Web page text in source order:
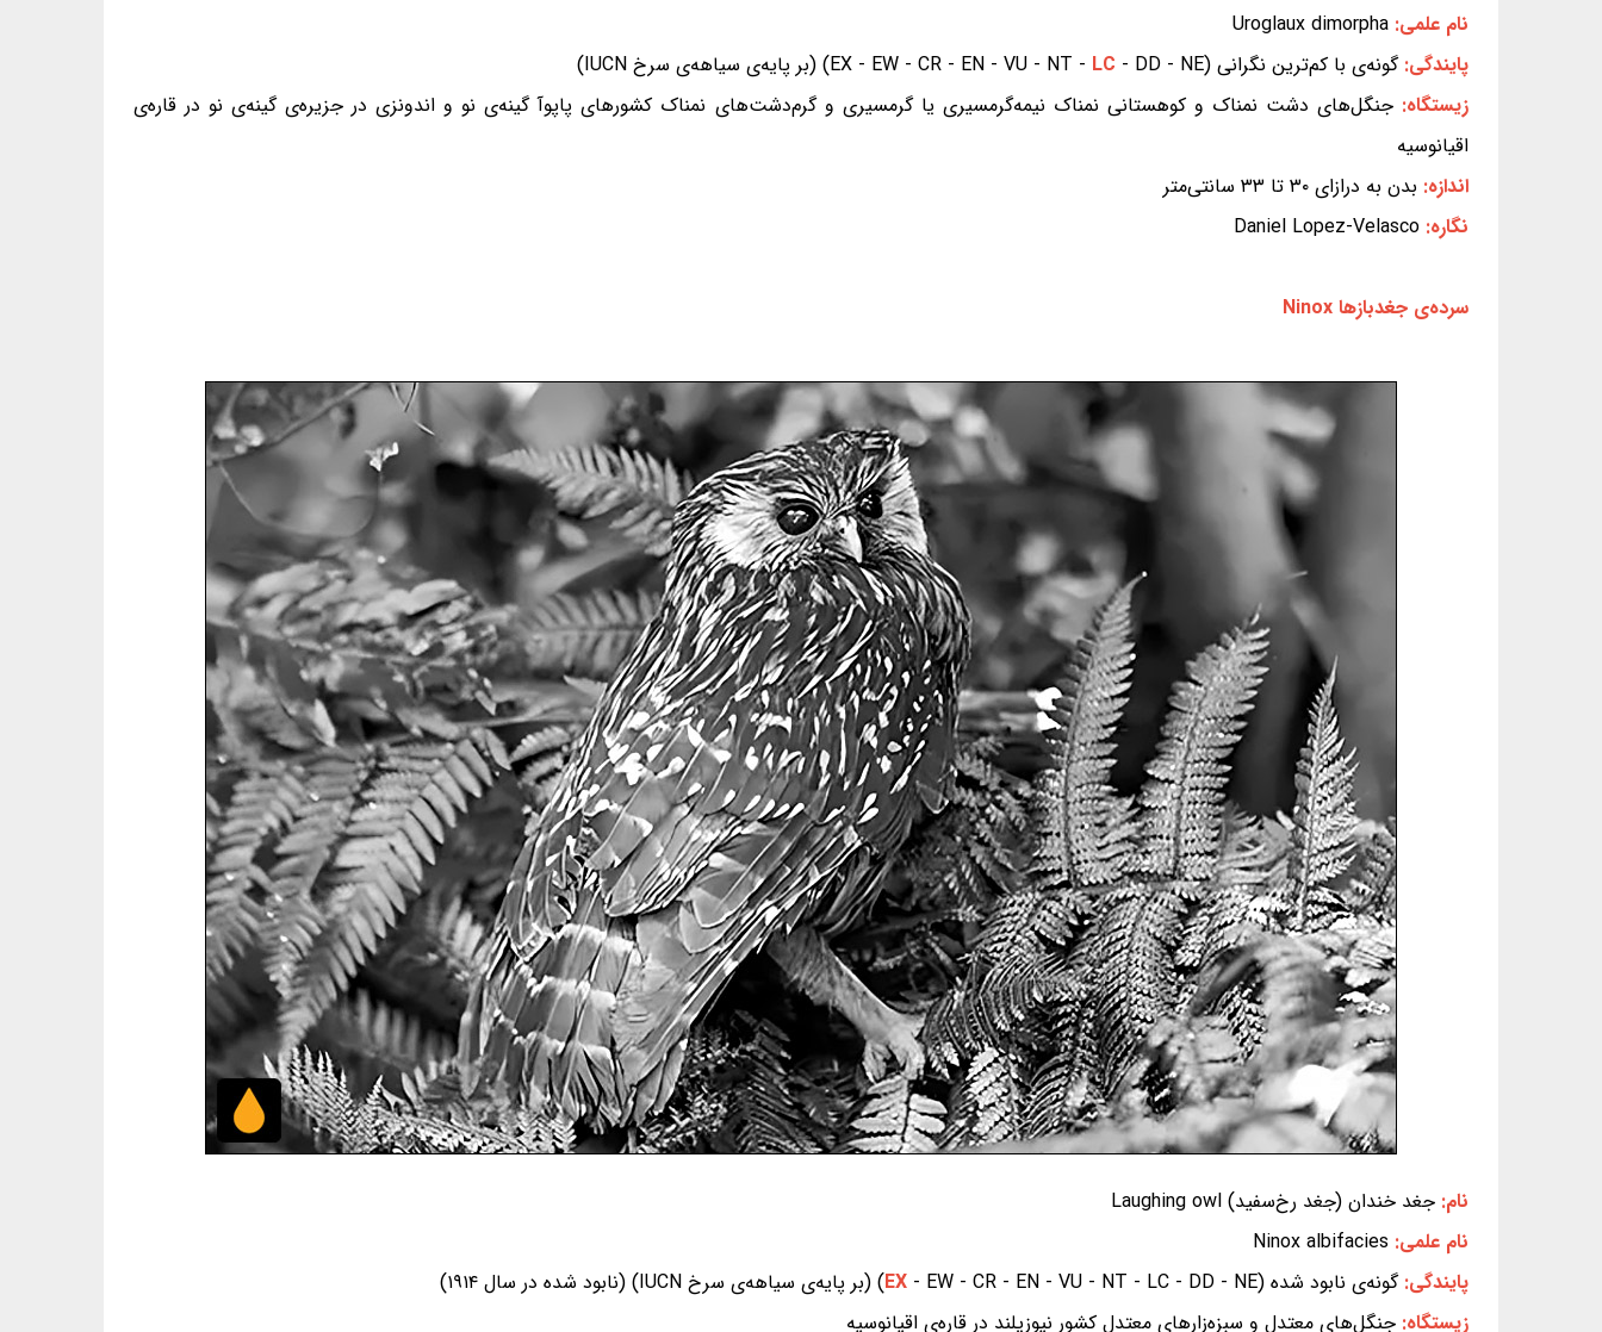
نام علمی: Uroglaux dimorpha
پایندگی:گونه‌ی با کم‌ترین نگرانی (EX - EW - CR - EN - VU - NT - LC - DD - NE) (بر پایه‌ی سیاهه‌ی سرخ IUCN)
زیستگاه:جنگل‌های دشت نمناک و کوهستانی نمناک نیمه‌گرمسیری یا گرمسیری و گرم‌دشت‌های نمناک کشورهای پاپوآ گینه‌ی نو و اندونزی در جزیره‌ی گینه‌ی نو در قاره‌ی
اقیانوسیه
اندازه: بدن به درازای ۳۰ تا ۳۳ سانتی‌متر
نگاره: Daniel Lopez-Velasco
سرده‌ی جغدبازها Ninox
نام: جغد خندان (جغد رخ‌سفید) Laughing owl
نام علمی: Ninox albifacies
پایندگی:گونه‌ی نابود شده ( EX - EW - CR - EN - VU - NT - LC - DD - NE) (بر پایه‌ی سیاهه‌ی سرخ IUCN) (نابود شده در سال ۱۹۱۴)
زیستگاه: جنگل‌های معتدل و سبزه‌زارهای معتدل کشور نیوزیلند در قاره‌ی اقیانوسیه